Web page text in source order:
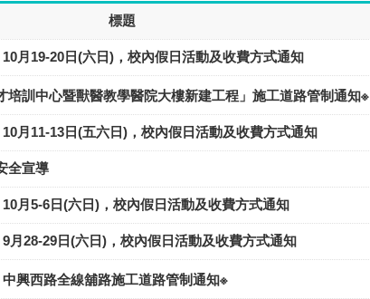
標題
月19-20日(六日)，校內假日活動及收費方式通知
培訓中心暨獸醫教學醫院大樓新建工程」施工道路管制通知※
月11-13日(五六日)，校內假日活動及收費方式通知
全宣導
月5-6日(六日)，校內假日活動及收費方式通知
28-29日(六日)，校內假日活動及收費方式通知
興西路全線舖路施工道路管制通知※